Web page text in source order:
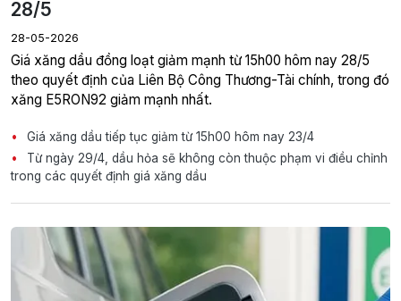
28/5
28-05-2026
Giá xăng dầu đồng loạt giảm mạnh từ 15h00 hôm nay 28/5
theo quyết định của Liên Bộ Công Thương-Tài chính, trong đó
xăng E5RON92 giảm mạnh nhất.
Giá xăng dầu tiếp tục giảm từ 15h00 hôm nay 23/4
Từ ngày 29/4, dầu hỏa sẽ không còn thuộc phạm vi điều chỉnh
trong các quyết định giá xăng dầu